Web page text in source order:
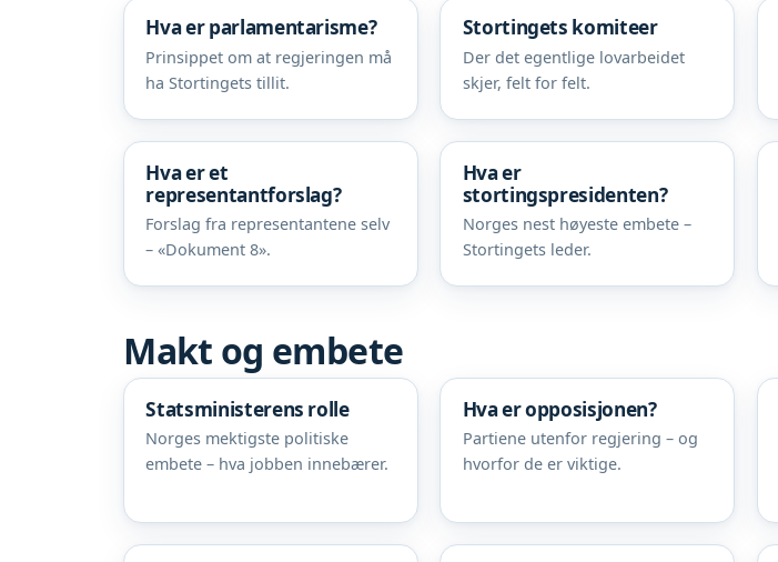
Hva er parlamentarisme?
Prinsippet om at regjeringen må
ha Stortingets tillit.
Stortingets komiteer
Der det egentlige lovarbeidet
skjer, felt for felt.
Hva er et
representantforslag?
Forslag fra representantene selv
– «Dokument 8».
Hva er
stortingspresidenten?
Norges nest høyeste embete –
Stortingets leder.
Makt og embete
Statsministerens rolle
Norges mektigste politiske
embete – hva jobben innebærer.
Hva er opposisjonen?
Partiene utenfor regjering – og
hvorfor de er viktige.